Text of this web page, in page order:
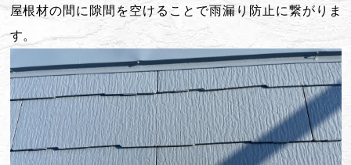
屋根材の間に隙間を空けることで雨漏り防止に繋がりま
す。